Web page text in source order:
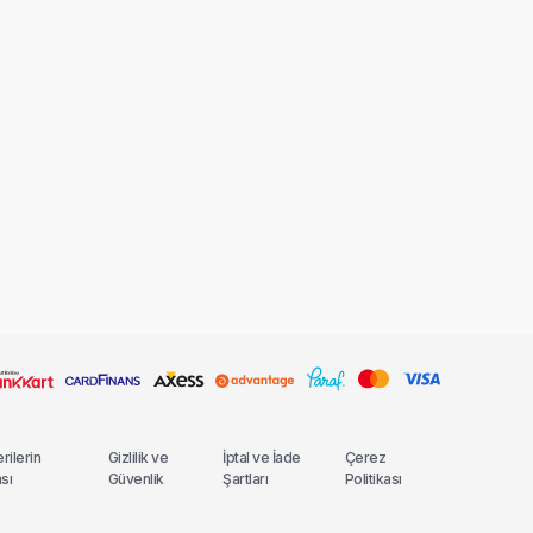
Gizlilik ve
Güvenlik
İptal ve İade
Şartları
Çerez
Politikası